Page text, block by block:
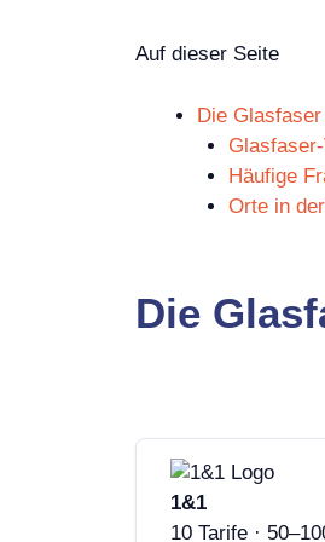
Auf dieser Seite
Die
Häufige
Orte in
Die
1&1
10 Tarife ·